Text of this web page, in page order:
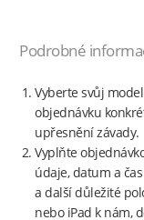
Podrobné
Vyberte svůj
objednávku
upřesnění závady.
Vyplňte
údaje, datum a
a další důležité
nebo iPad k nám,